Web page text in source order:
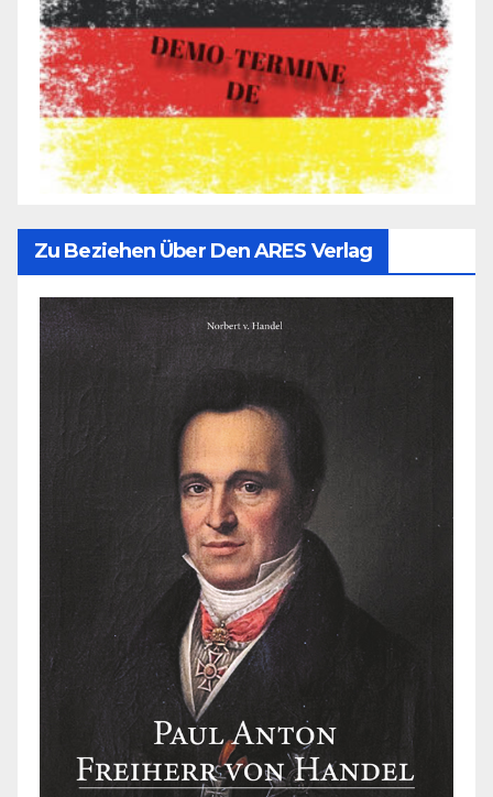
Zu Beziehen Über Den ARES Verlag